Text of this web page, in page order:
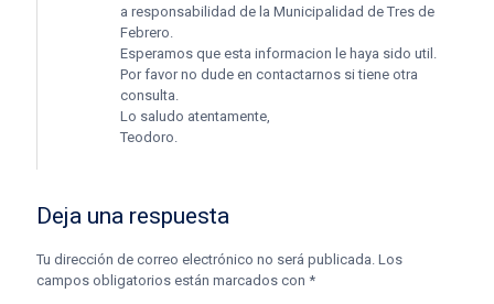
a responsabilidad de la Municipalidad de Tres de
Febrero.
Esperamos que esta informacion le haya sido util.
Por favor no dude en contactarnos si tiene otra
consulta.
Lo saludo atentamente,
Teodoro.
Deja una respuesta
Tu dirección de correo electrónico no será publicada. Los
campos obligatorios están marcados con *